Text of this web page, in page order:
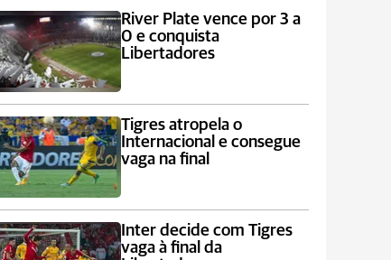
River Plate vence por 3 a
0 e conquista
Libertadores
Tigres atropela o
Internacional e consegue
vaga na final
Inter decide com Tigres
vaga à final da